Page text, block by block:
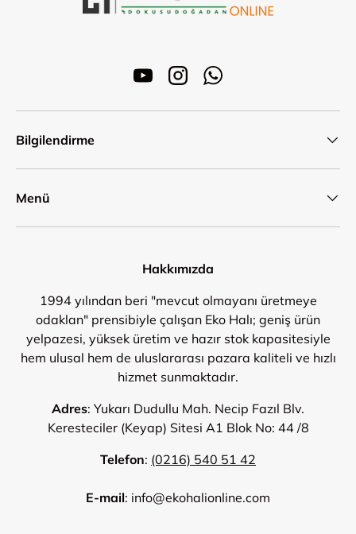
YouTubeInstagramWhatsApp
Bilgilendirme
Menü
Hakkımızda
1994 yılından beri "mevcut olmayanı üretmeye
odaklan" prensibiyle çalışan Eko Halı; geniş ürün
yelpazesi, yüksek üretim ve hazır stok kapasitesiyle
hem ulusal hem de uluslararası pazara kaliteli ve hızlı
hizmet sunmaktadır.
Adres: Yukarı Dudullu Mah. Necip Fazıl Blv.
Keresteciler (Keyap) Sitesi A1 Blok No: 44 /8
Telefon: (0216) 540 51 42
E-mail: info@ekohalionline.com